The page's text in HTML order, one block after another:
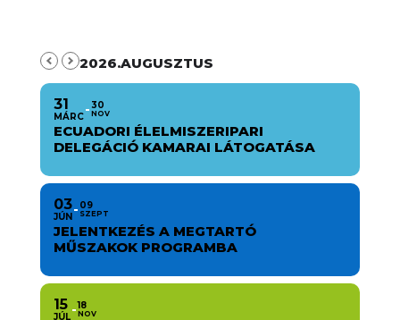
2026.AUGUSZTUS
31
MÁRC
30
NOV
ECUADORI ÉLELMISZERIPARI
DELEGÁCIÓ KAMARAI LÁTOGATÁSA
03
JÚN
09
SZEPT
JELENTKEZÉS A MEGTARTÓ
MŰSZAKOK PROGRAMBA
15
JÚL
18
NOV